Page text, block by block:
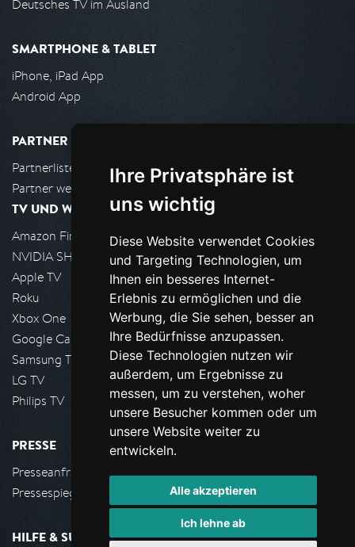
Ihre Privatsphäre ist
uns wichtig
Diese Website verwendet Cookies
und Targeting Technologien, um
Ihnen ein besseres Internet-
Erlebnis zu ermöglichen und die
Werbung, die Sie sehen, besser an
Ihre Bedürfnisse anzupassen.
Diese Technologien nutzen wir
außerdem, um Ergebnisse zu
messen, um zu verstehen, woher
unsere Besucher kommen oder um
unsere Website weiter zu
entwickeln.
Alle akzeptieren
Ich lehne ab
Deutsches TV im Ausland
SMARTPHONE & TABLET
iPhone, iPad App
Android App
PARTNER
Partnerliste
Partner werden
TV UND WOHNZIMMER
Amazon FireTV
NVIDIA SHIELD, Google TV
Apple TV
Roku
Xbox One
Google Cast
Samsung TV
LG TV
Philips TV
PRESSE
Presseanfrage stellen
Pressespiegel
HILFE & SUPPORT